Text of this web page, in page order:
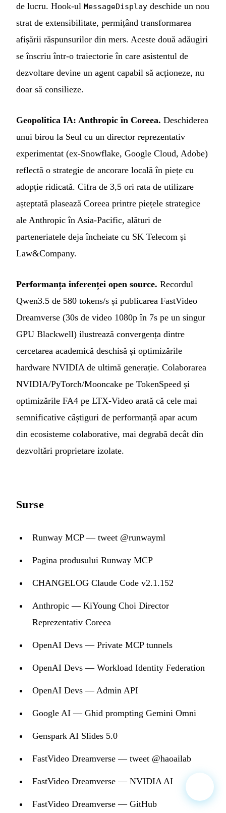
de lucru. Hook-ul MessageDisplay deschide un nou
strat de extensibilitate, permițând transformarea
afișării răspunsurilor din mers. Aceste două adăugiri
se înscriu într-o traiectorie în care asistentul de
dezvoltare devine un agent capabil să acționeze, nu
doar să consilieze.
Geopolitica IA: Anthropic în Coreea. Deschiderea
unui birou la Seul cu un director reprezentativ
experimentat (ex-Snowflake, Google Cloud, Adobe)
reflectă o strategie de ancorare locală în piețe cu
adopție ridicată. Cifra de 3,5 ori rata de utilizare
așteptată plasează Coreea printre piețele strategice
ale Anthropic în Asia-Pacific, alături de
parteneriatele deja încheiate cu SK Telecom și
Law&Company.
Performanța inferenței open source. Recordul
Qwen3.5 de 580 tokens/s și publicarea FastVideo
Dreamverse (30s de video 1080p în 7s pe un singur
GPU Blackwell) ilustrează convergența dintre
cercetarea academică deschisă și optimizările
hardware NVIDIA de ultimă generație. Colaborarea
NVIDIA/PyTorch/Mooncake pe TokenSpeed și
optimizările FA4 pe LTX-Video arată că cele mai
semnificative câștiguri de performanță apar acum
din ecosisteme colaborative, mai degrabă decât din
dezvoltări proprietare izolate.
Surse
Runway MCP — tweet @runwayml
Pagina produsului Runway MCP
CHANGELOG Claude Code v2.1.152
Anthropic — KiYoung Choi Director
Reprezentativ Coreea
OpenAI Devs — Private MCP tunnels
OpenAI Devs — Workload Identity Federation
OpenAI Devs — Admin API
Google AI — Ghid prompting Gemini Omni
Genspark AI Slides 5.0
FastVideo Dreamverse — tweet @haoailab
FastVideo Dreamverse — NVIDIA AI
FastVideo Dreamverse — GitHub